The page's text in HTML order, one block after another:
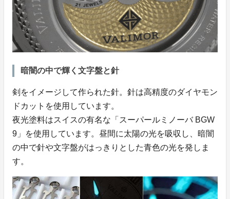
暗闇の中で輝く文字盤と針
剣をイメージして作られた針。針は高精度のダイヤモン
ドカットを使用しています。
夜光塗料はスイスの有名な「スーパールミノーバ BGW
9」を使用しています。昼間に太陽の光を吸収し、暗闇
の中で針や文字盤がはっきりとした青色の光を発しま
す。